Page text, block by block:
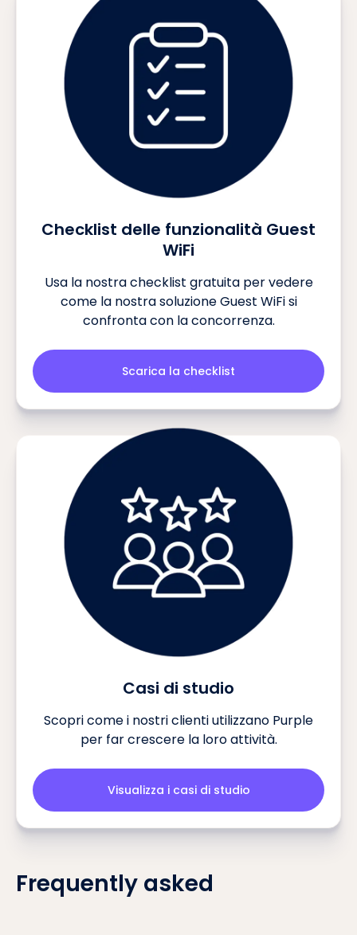
Checklist delle funzionalità Guest
WiFi
Usa la nostra checklist gratuita per vedere
come la nostra soluzione Guest WiFi si
confronta con la concorrenza.
Scarica la checklist
Casi di studio
Scopri come i nostri clienti utilizzano Purple
per far crescere la loro attività.
Visualizza i casi di studio
Frequently asked